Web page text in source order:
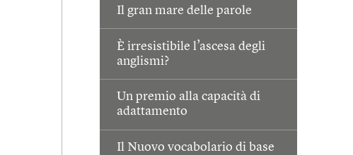
Il gran mare delle parole
È irresistibile l’ascesa degli
anglismi?
Un premio alla capacità di
adattamento
Il Nuovo vocabolario di base